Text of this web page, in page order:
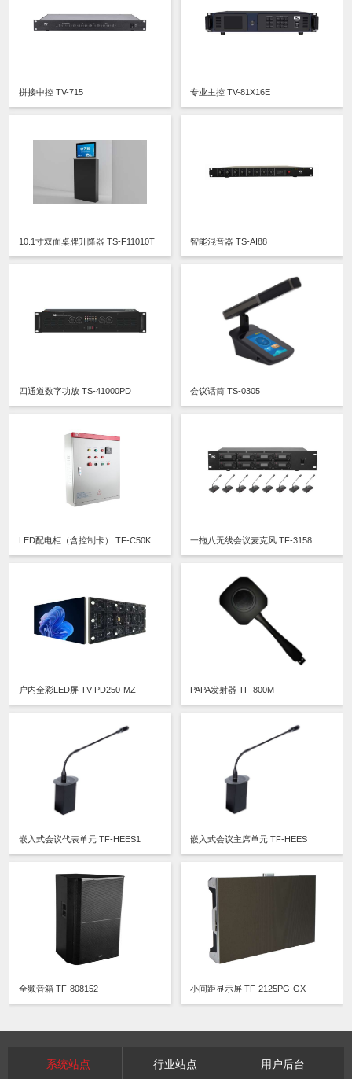
拼接中控 TV-715 专业主控 TV-81X16E
10.1寸双面桌牌升降器 TS-F11010T 智能混音器 TS-AI88
四通道数字功放 TS-41000PD 会议话筒 TS-0305
LED配电柜（含控制卡） TF-C50KW08 一拖八无线会议麦克风 TF-3158
户内全彩LED屏 TV-PD250-MZ PAPA发射器 TF-800M
嵌入式会议代表单元 TF-HEES1 嵌入式会议主席单元 TF-HEES
全频音箱 TF-808152 小间距显示屏 TF-2125PG-GX
系统站点 行业站点 用户后台